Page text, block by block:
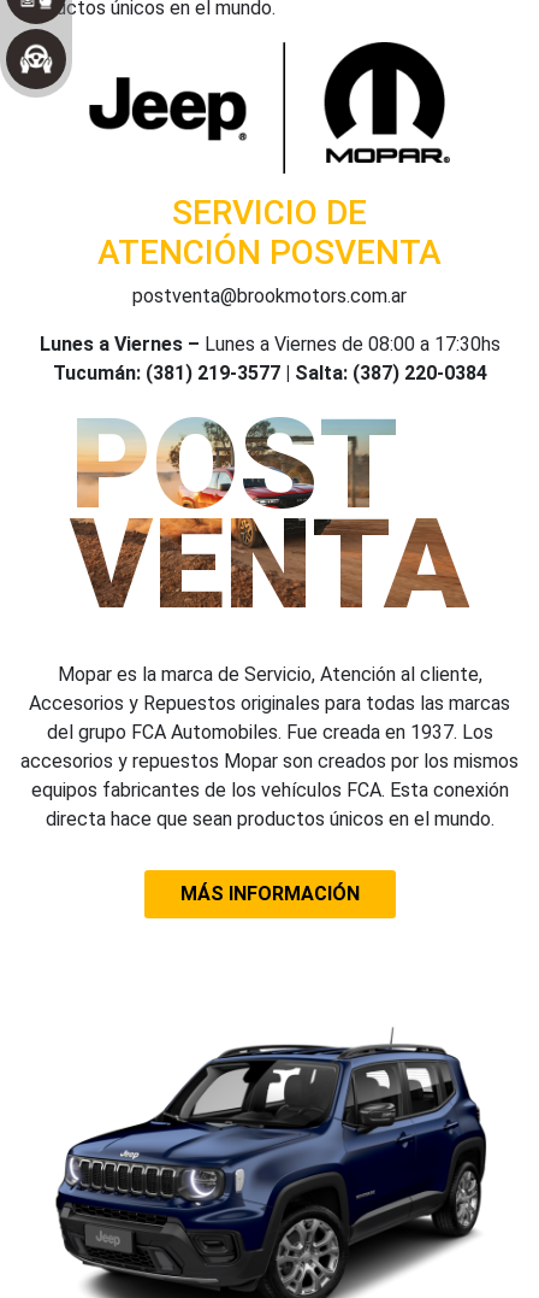
VENTA
Mopar es la marca de Servicio, Atención al cliente,
del grupo FCA Automobiles. Fue creada en 1937. Los
accesorios y repuestos Mopar son creados por los mismos
directa hace que sean productos únicos en el mundo.
MÁS INFORMACIÓN
MOPAR
Mopar es la marca de Servicio, Atención al
cliente, Accesorios y Repuestos originales
para todas las marcas del grupo FCA